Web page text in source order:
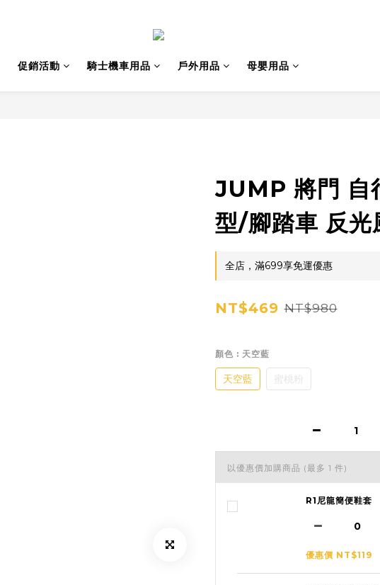
促銷活動 騎士機車用品 戶外用品 母嬰用品
JUMP 將門 自
型/腳踏車 反光
全店，滿699享免運優惠
NT$469 NT$980
顏色 : 天空藍
天空藍 蜜桃粉
以優惠價加購商品 (最多 1 件)
R1尼龍簡便鞋套
優惠價 NT$119